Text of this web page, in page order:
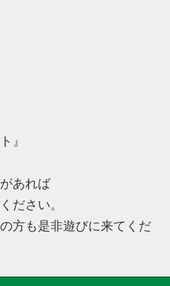
』
あれば
ださい。
方も是非遊びに来てくだ